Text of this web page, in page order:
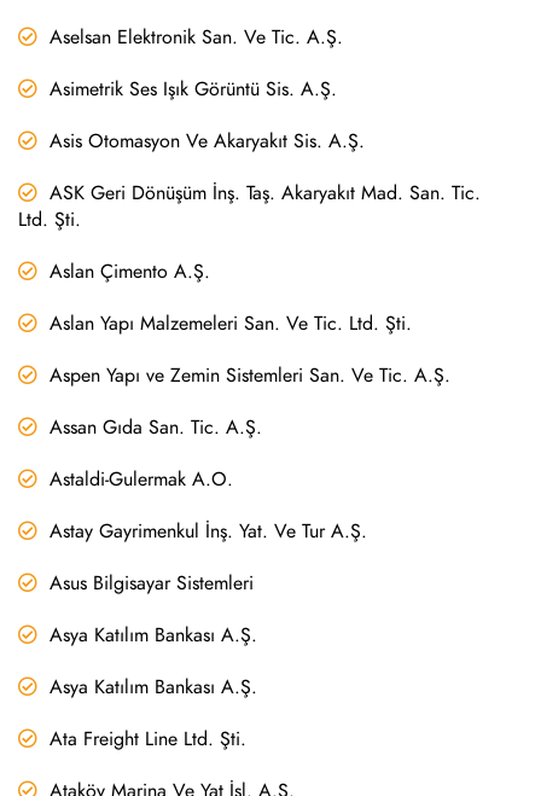
Aselsan Elektronik San. Ve Tic. A.Ş.
Asimetrik Ses Işık Görüntü Sis. A.Ş.
Asis Otomasyon Ve Akaryakıt Sis. A.Ş.
ASK Geri Dönüşüm İnş. Taş. Akaryakıt Mad. San. Tic.
Ltd. Şti.
Aslan Çimento A.Ş.
Aslan Yapı Malzemeleri San. Ve Tic. Ltd. Şti.
Aspen Yapı ve Zemin Sistemleri San. Ve Tic. A.Ş.
Assan Gıda San. Tic. A.Ş.
Astaldi-Gulermak A.O.
Astay Gayrimenkul İnş. Yat. Ve Tur A.Ş.
Asus Bilgisayar Sistemleri
Asya Katılım Bankası A.Ş.
Asya Katılım Bankası A.Ş.
Ata Freight Line Ltd. Şti.